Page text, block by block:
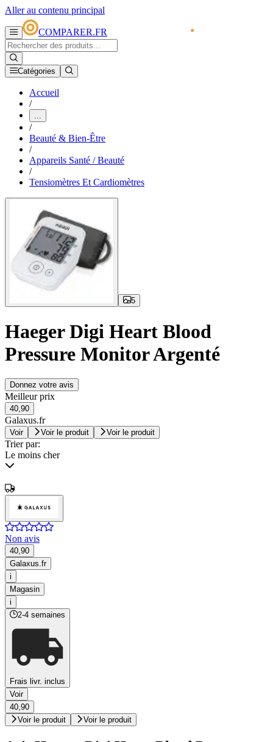
Aller au contenu principal
COMPARER.FR
Catégories
Accueil
/
...
/
Beauté & Bien-Être
/
Appareils Santé / Beauté
/
Tensiomètres Et Cardiomètres
5
Haeger Digi Heart Blood
Pressure Monitor Argenté
Donnez votre avis
Meilleur prix
40,90
Galaxus.fr
Voir Voir le produit Voir le produit
Trier par:
Le moins cher
Non avis
40,90
Galaxus.fr
i
Magasin
i
2-4 semaines
Frais livr. inclus
Voir
40,90
Voir le produit
Voir le produit